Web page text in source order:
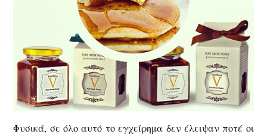
Φυσικά, σε όλο αυτό το εγχείρημα δεν έλειψαν ποτέ οι